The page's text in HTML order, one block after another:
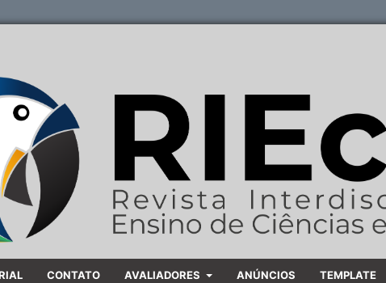
CONTATO AVALIADORES ANÚNCIOS TEMPLATE